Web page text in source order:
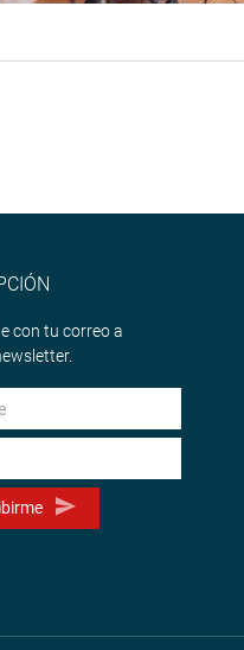
con tu correo a